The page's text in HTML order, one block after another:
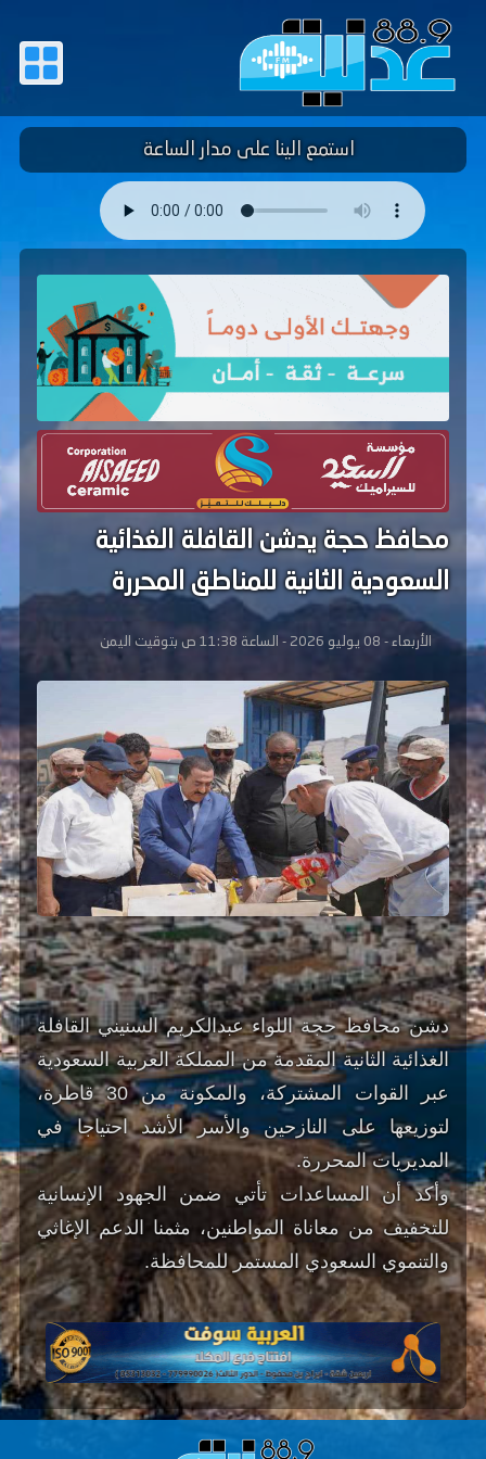
استمع الينا على مدار الساعة
محافظ حجة يدشن القافلة الغذائية
السعودية الثانية للمناطق المحررة
الأربعاء - 08 يوليو 2026 - الساعة 11:38 ص بتوقيت اليمن
دشن محافظ حجة اللواء عبدالكريم السنيني القافلة
الغذائية الثانية المقدمة من المملكة العربية السعودية
عبر القوات المشتركة، والمكونة من 30 قاطرة،
لتوزيعها على النازحين والأسر الأشد احتياجا في
المديريات المحررة.
وأكد أن المساعدات تأتي ضمن الجهود الإنسانية
للتخفيف من معاناة المواطنين، مثمنا الدعم الإغاثي
والتنموي السعودي المستمر للمحافظة.